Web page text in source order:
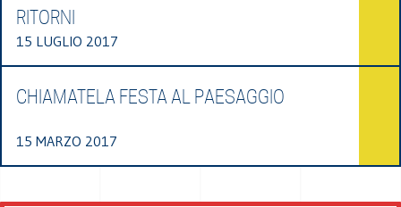
RITORNI
15 LUGLIO 2017
CHIAMATELA FESTA AL PAESAGGIO
15 MARZO 2017